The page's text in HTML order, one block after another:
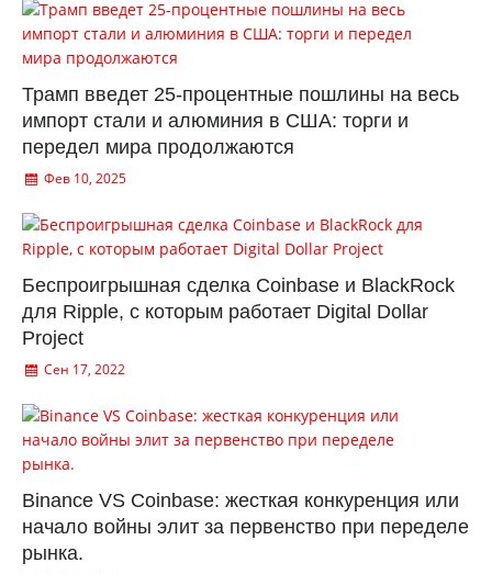
Трамп введет 25-процентные пошлины на весь
импорт стали и алюминия в США: торги и
передел мира продолжаются
Фев 10, 2025
Беспроигрышная сделка Coinbase и BlackRock
для Ripple, с которым работает Digital Dollar
Project
Сен 17, 2022
Binance VS Coinbase: жесткая конкуренция или
начало войны элит за первенство при переделе
рынка.